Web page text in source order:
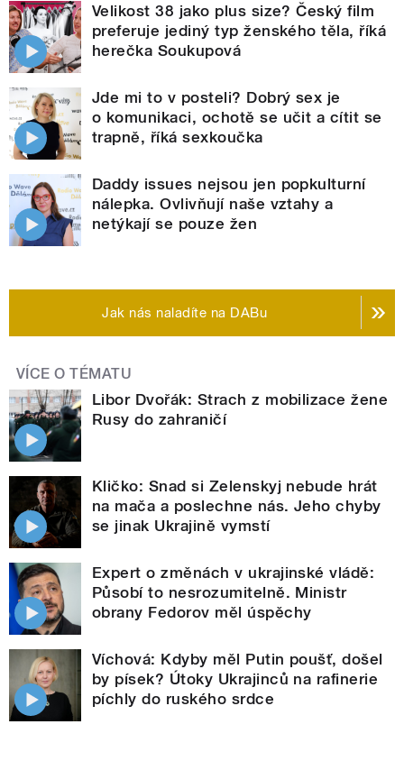
Velikost 38 jako plus size? Český film
preferuje jediný typ ženského těla, říká
herečka Soukupová
Jde mi to v posteli? Dobrý sex je
o komunikaci, ochotě se učit a cítit se
trapně, říká sexkoučka
Daddy issues nejsou jen popkulturní
nálepka. Ovlivňují naše vztahy a
netýkají se pouze žen
Jak nás naladíte na DABu
VÍCE O TÉMATU
Libor Dvořák: Strach z mobilizace žene
Rusy do zahraničí
Kličko: Snad si Zelenskyj nebude hrát
na mača a poslechne nás. Jeho chyby
se jinak Ukrajině vymstí
Expert o změnách v ukrajinské vládě:
Působí to nesrozumitelně. Ministr
obrany Fedorov měl úspěchy
Víchová: Kdyby měl Putin poušť, došel
by písek? Útoky Ukrajinců na rafinerie
píchly do ruského srdce